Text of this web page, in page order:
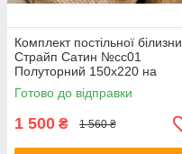
Комплект постільної білизни
Страйп Сатин №сс01
Полуторний 150х220 на
кнопках
Готово до відправки
1 500 ₴ 1 560 ₴